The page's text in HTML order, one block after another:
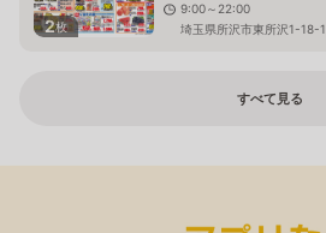
2枚
9:00～22:00
埼玉県所沢市東所沢1-18-1
すべて見る